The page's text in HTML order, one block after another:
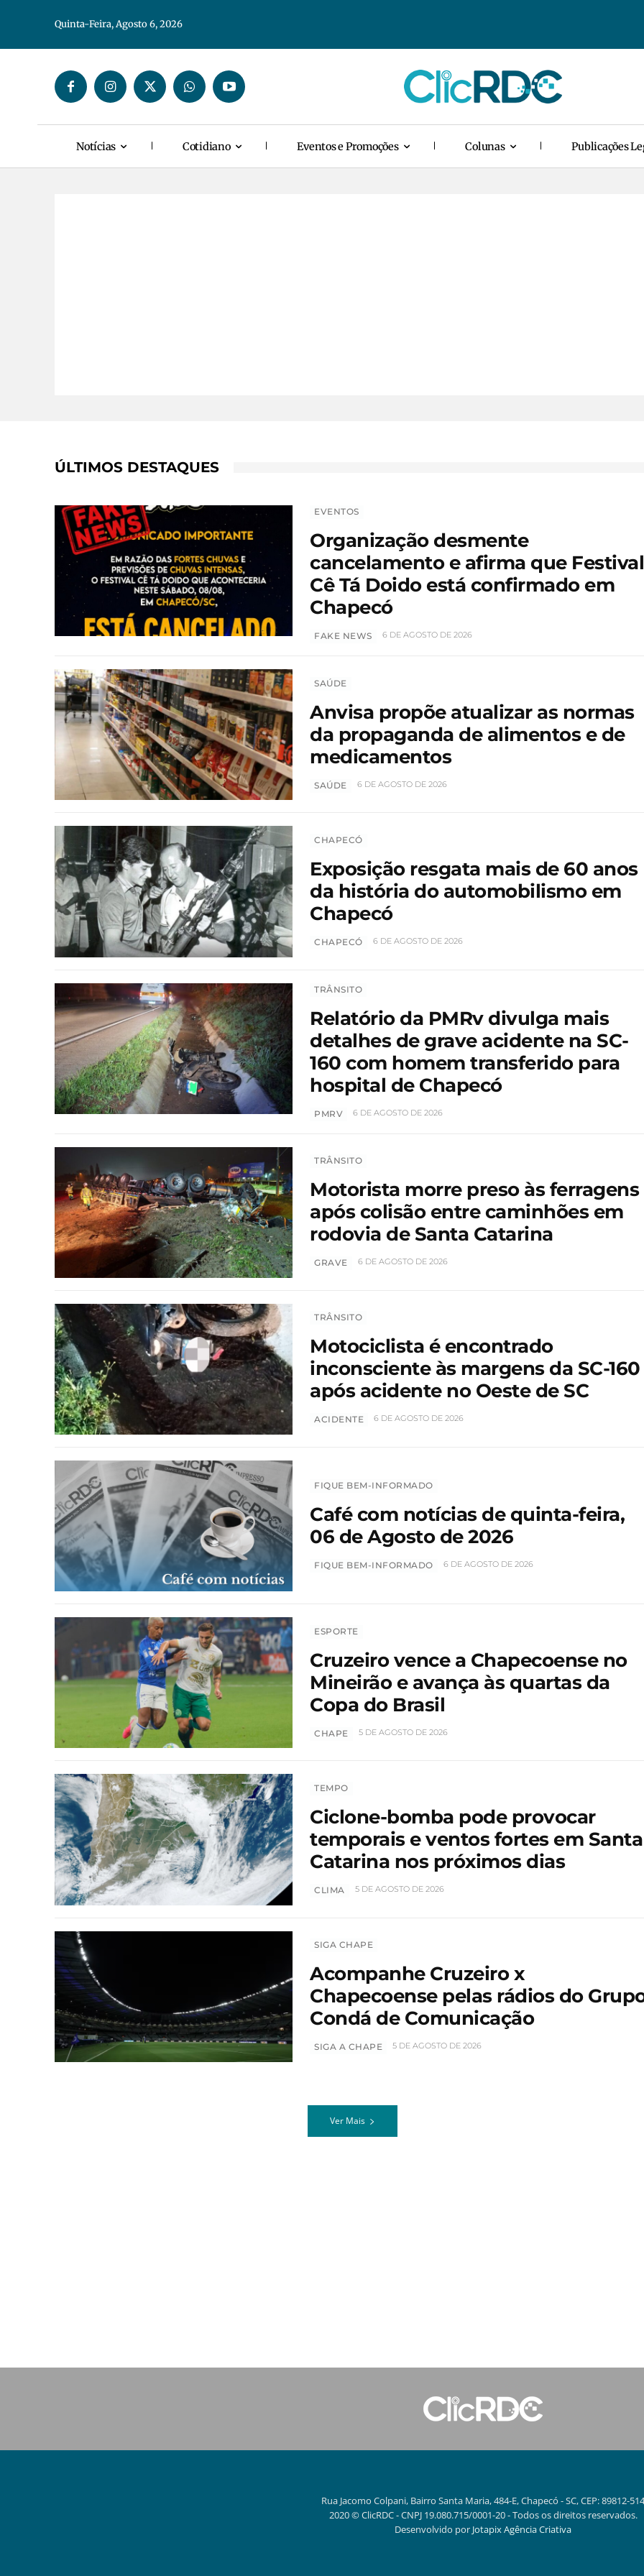
Quinta-Feira, Agosto 6, 2026
Notícias Cotidiano Eventos e Promoções Colunas Publicações
ÚLTIMOS DESTAQUES
EVENTOS
Organização desmente
cancelamento e afirma que Festival
Cê Tá Doido está confirmado em
Chapecó
FAKE NEWS 6 DE AGOSTO DE 2026
SAÚDE
Anvisa propõe atualizar as normas
da propaganda de alimentos e de
medicamentos
SAÚDE 6 DE AGOSTO DE 2026
CHAPECÓ
Exposição resgata mais de 60 anos
da história do automobilismo em
Chapecó
CHAPECÓ 6 DE AGOSTO DE 2026
TRÂNSITO
Relatório da PMRv divulga mais
detalhes de grave acidente na SC-
160 com homem transferido para
hospital de Chapecó
PMRV 6 DE AGOSTO DE 2026
TRÂNSITO
Motorista morre preso às ferragens
após colisão entre caminhões em
rodovia de Santa Catarina
GRAVE 6 DE AGOSTO DE 2026
TRÂNSITO
Motociclista é encontrado
inconsciente às margens da SC-160
após acidente no Oeste de SC
ACIDENTE 6 DE AGOSTO DE 2026
FIQUE BEM-INFORMADO
Café com notícias de quinta-feira,
06 de Agosto de 2026
FIQUE BEM-INFORMADO 6 DE AGOSTO DE 2026
ESPORTE
Cruzeiro vence a Chapecoense no
Mineirão e avança às quartas da
Copa do Brasil
CHAPE 5 DE AGOSTO DE 2026
TEMPO
Ciclone-bomba pode provocar
temporais e ventos fortes em Santa
Catarina nos próximos dias
CLIMA 5 DE AGOSTO DE 2026
SIGA CHAPE
Acompanhe Cruzeiro x
Chapecoense pelas rádios do
Condá de Comunicação
SIGA A CHAPE 5 DE AGOSTO DE 2026
Ver Mais
Rua Jacomo Colpani, Bairro Santa Maria, 484-E, Chapecó - SC, CEP: 89812-514
2020 © ClicRDC - CNPJ 19.080.715/0001-20 - Todos os direitos reservados.
Desenvolvido por Jotapix Agência Criativa